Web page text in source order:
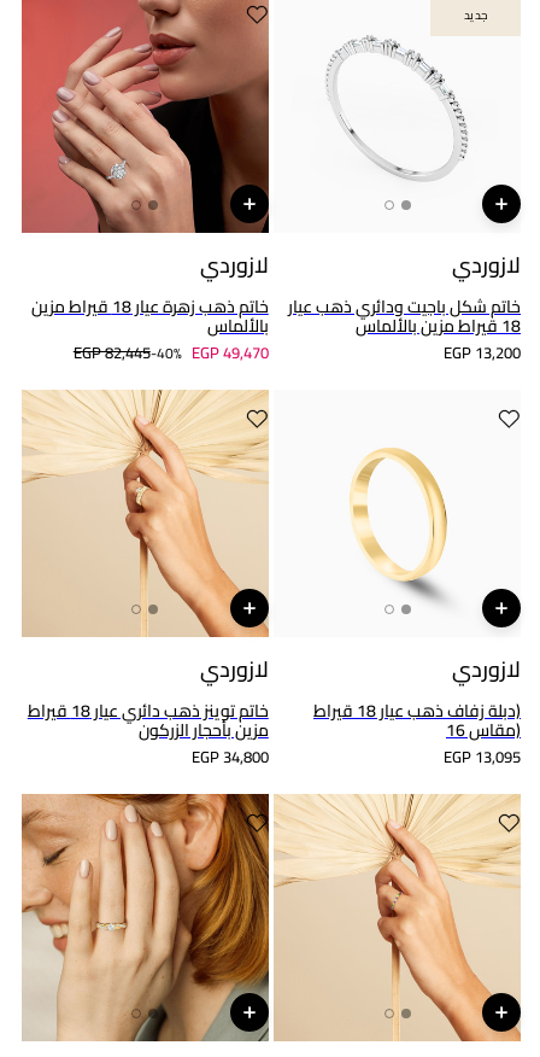
جديد
جديد
لازوردي
خاتم شكل باجيت ودائري ذهب عيار
18 قيراط مزين بالألماس
EGP 13,200
لازوردي
خاتم ذهب زهرة عيار 18 قيراط مزين
بالألماس
EGP 82,445 40%- EGP 49,470
لازوردي
(دبلة زفاف ذهب عيار 18 قيراط
(مقاس 16
EGP 13,095
لازوردي
خاتم توينز ذهب دائري عيار 18 قيراط
مزين بأحجار الزركون
EGP 34,800